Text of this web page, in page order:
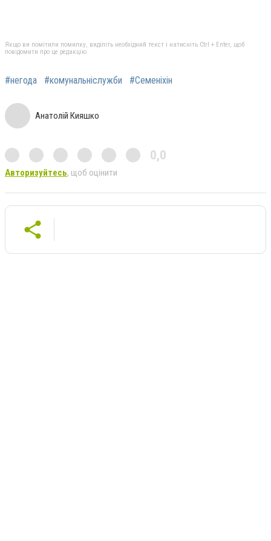
Якщо ви помітили помилку, виділіть необхідний текст і натисніть Ctrl + Enter, щоб
повідомити про це редакцію
#негода #комунальніслужби #Семеніхін
Анатолій Кияшко
0,0
Авторизуйтесь, щоб оцінити